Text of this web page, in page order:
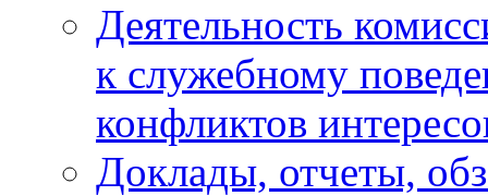
Деятельность
к служебному
конфликтов
Доклады, отчеты,